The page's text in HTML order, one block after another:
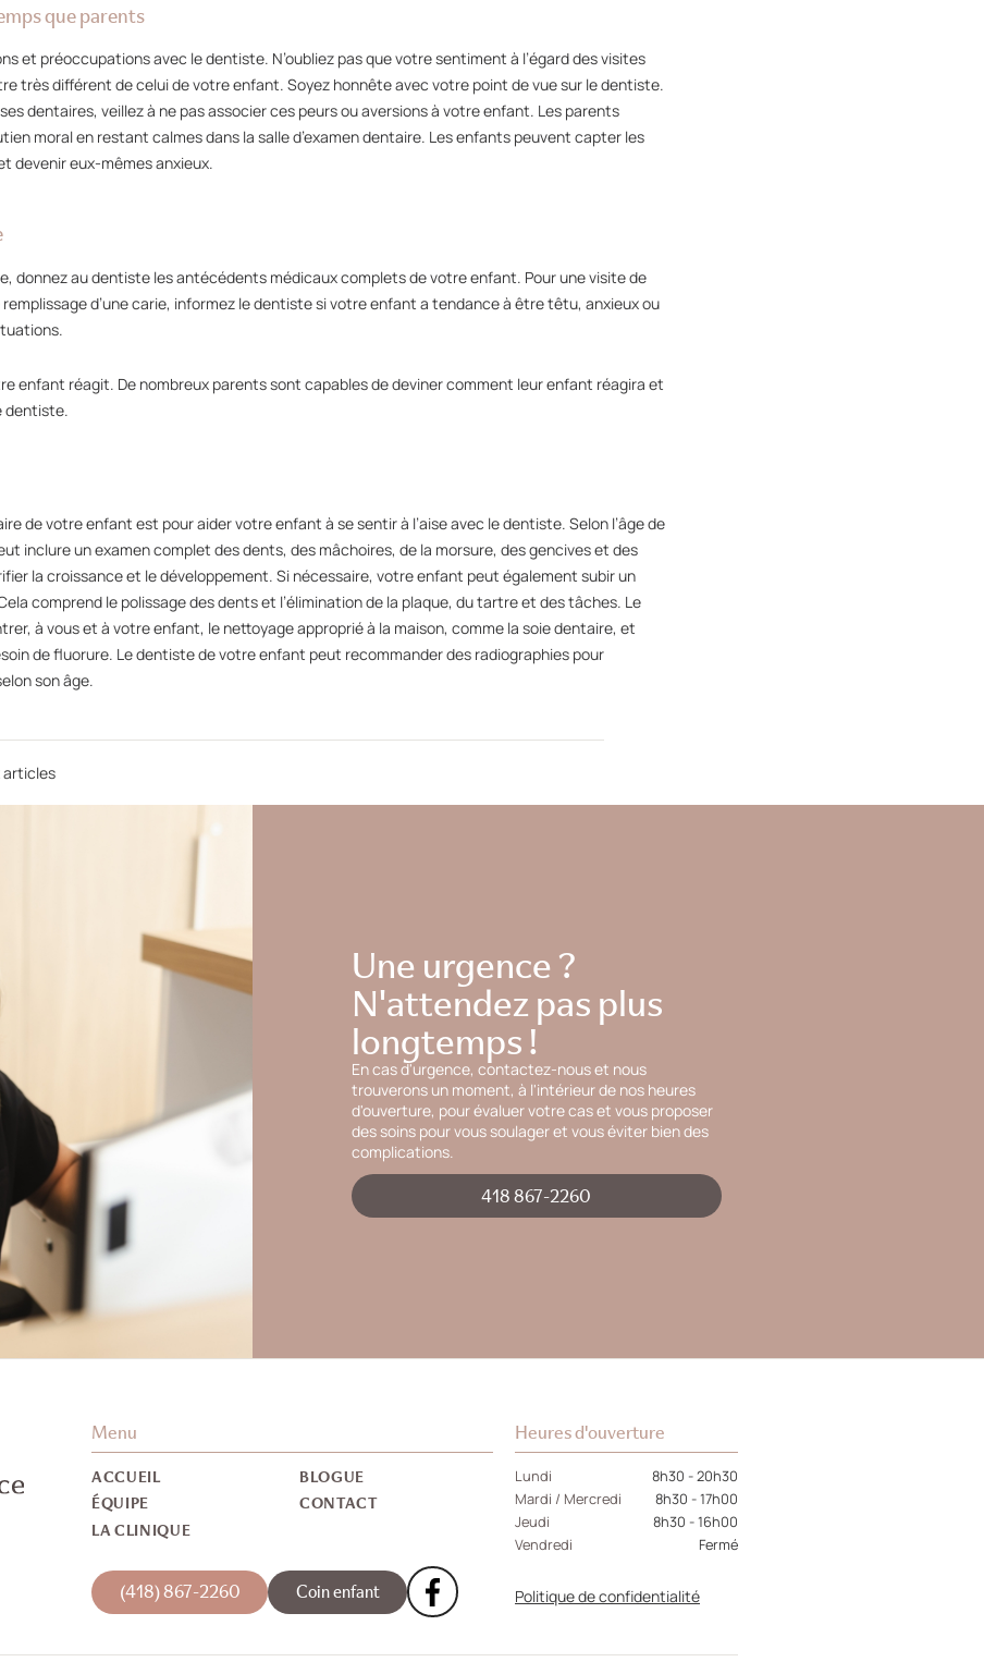
que parents
et préoccupations avec le dentiste. N’oubliez pas que votre sentiment à l’égard des visites
très différent de celui de votre enfant. Soyez honnête avec votre point de vue sur le dentiste.
dentaires, veillez à ne pas associer ces peurs ou aversions à votre enfant. Les parents
moral en restant calmes dans la salle d’examen dentaire. Les enfants peuvent capter les
devenir eux-mêmes anxieux.
donnez au dentiste les antécédents médicaux complets de votre enfant. Pour une visite de
d’une carie, informez le dentiste si votre enfant a tendance à être têtu, anxieux ou
enfant réagit. De nombreux parents sont capables de deviner comment leur enfant réagira et
dentiste.
de votre enfant est pour aider votre enfant à se sentir à l’aise avec le dentiste. Selon l’âge de
inclure un examen complet des dents, des mâchoires, de la morsure, des gencives et des
la croissance et le développement. Si nécessaire, votre enfant peut également subir un
comprend le polissage des dents et l’élimination de la plaque, du tartre et des tâches. Le
à vous et à votre enfant, le nettoyage approprié à la maison, comme la soie dentaire, et
de fluorure. Le dentiste de votre enfant peut recommander des radiographies pour
son âge.
articles
Une urgence ?
N'attendez pas plus
longtemps !
En cas d'urgence, contactez-nous et nous
trouverons un moment, à l'intérieur de nos heures
d'ouverture, pour évaluer votre cas et vous proposer
des soins pour vous soulager et vous éviter bien des
complications.
418 867-2260
Menu
ACCUEIL
ÉQUIPE
LA CLINIQUE
BLOGUE
CONTACT
(418) 867-2260 Coin enfant
Heures d'ouverture
Lundi
8h30 - 20h30
Mardi / Mercredi
8h30 - 17h00
Jeudi
8h30 - 16h00
Vendredi
Fermé
Politique de confidentialité